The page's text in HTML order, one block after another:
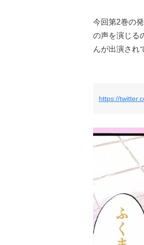
今回第2巻の
の声を演じる
んが出演され
https://